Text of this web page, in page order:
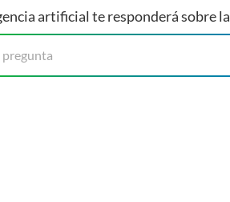
artificial te responderá sobre
pregunta